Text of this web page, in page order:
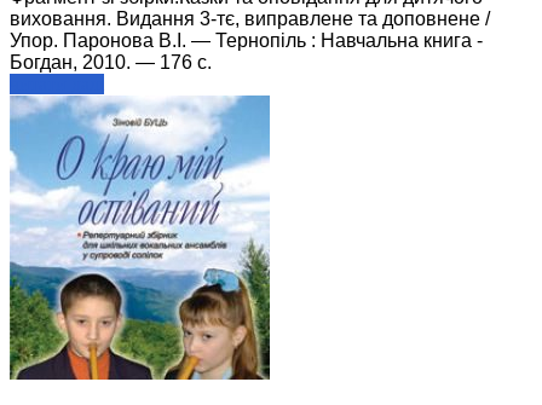
виховання. Видання 3-тє, виправлене та доповнене /
Упор. Паронова В.І. — Тернопіль : Навчальна книга -
Богдан, 2010. — 176 с.